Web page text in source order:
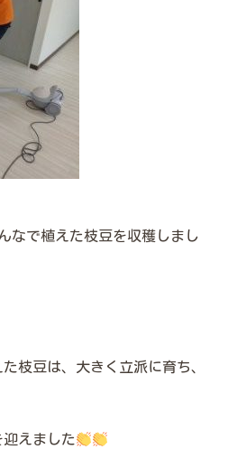
なで植えた枝豆を収穫しまし
枝豆は、大きく立派に育ち、
えました